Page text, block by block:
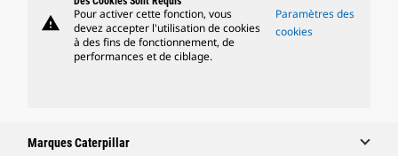
warning
Pour activer cette fonction, vous
devez accepter l'utilisation de cookies
à des fins de fonctionnement, de
performances et de ciblage.
Paramètres des
cookies
Marques Caterpillar